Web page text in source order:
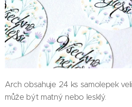
Arch obsahuje 24 ks samolepek
může být matný nebo lesklý.